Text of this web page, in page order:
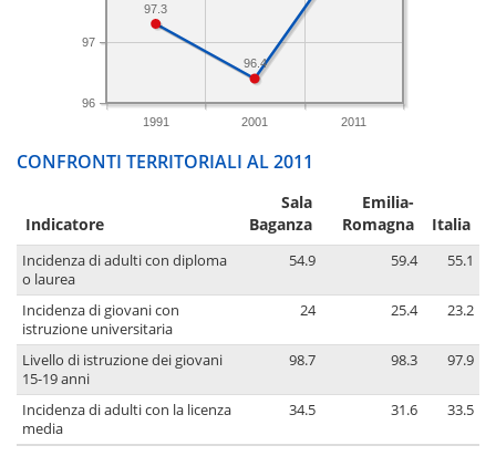
1991 2001 2011
96
97
96.4
97.3
CONFRONTI TERRITORIALI AL 2011
Indicatore
Sala
Baganza
Emilia-
Romagna
Italia
Incidenza di adulti con diploma
o laurea
54.9 59.4 55.1
Incidenza di giovani con
istruzione universitaria
24 25.4 23.2
Livello di istruzione dei giovani
15-19 anni
98.7 98.3 97.9
Incidenza di adulti con la licenza
media
34.5 31.6 33.5